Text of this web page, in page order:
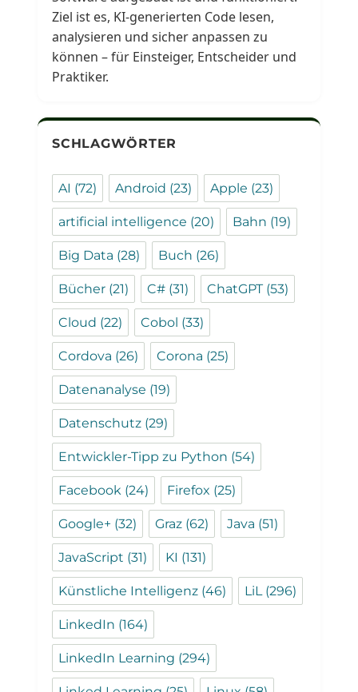
Ziel ist es, KI-generierten Code lesen,
analysieren und sicher anpassen zu
können – für Einsteiger, Entscheider und
Praktiker.
SCHLAGWÖRTER
AI (72) Android (23) Apple (23)
artificial intelligence (20) Bahn (19)
Big Data (28) Buch (26)
Bücher (21) C# (31) ChatGPT(53)
Cloud (22) Cobol (33)
Cordova (26) Corona (25)
Datenanalyse (19)
Datenschutz (29)
Entwickler-Tipp zu Python (54)
Facebook (24) Firefox (25)
Google+ (32) Graz (62) Java (51)
JavaScript (31) KI (131)
Künstliche Intelligenz (46) LiL(296)
LinkedIn (164)
LinkedIn Learning (294)